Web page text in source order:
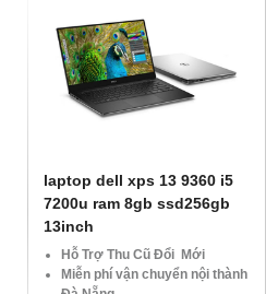
laptop dell xps 13 9360 i5
7200u ram 8gb ssd256gb
13inch
Hỗ Trợ Thu Cũ Đổi Mới
Miễn phí vận chuyển nội thành